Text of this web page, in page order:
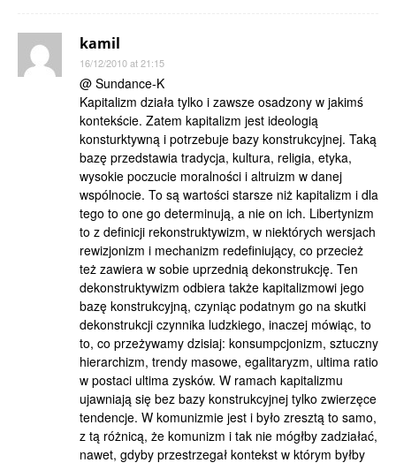
kamil
16/12/2010 at 21:15
@ Sundance-K
Kapitalizm działa tylko i zawsze osadzony w jakimś
kontekście. Zatem kapitalizm jest ideologią
konsturktywną i potrzebuje bazy konstrukcyjnej. Taką
bazę przedstawia tradycja, kultura, religia, etyka,
wysokie poczucie moralności i altruizm w danej
wspólnocie. To są wartości starsze niż kapitalizm i dla
tego to one go determinują, a nie on ich. Libertynizm
to z definicji rekonstruktywizm, w niektórych wersjach
rewizjonizm i mechanizm redefiniujący, co przecież
też zawiera w sobie uprzednią dekonstrukcję. Ten
dekonstruktywizm odbiera także kapitalizmowi jego
bazę konstrukcyjną, czyniąc podatnym go na skutki
dekonstrukcji czynnika ludzkiego, inaczej mówiąc, to
to, co przeżywamy dzisiaj: konsumpcjonizm, sztuczny
hierarchizm, trendy masowe, egalitaryzm, ultima ratio
w postaci ultima zysków. W ramach kapitalizmu
ujawniają się bez bazy konstrukcyjnej tylko zwierzęce
tendencje. W komunizmie jest i było zresztą to samo,
z tą różnicą, że komunizm i tak nie mógłby zadziałać,
nawet, gdyby przestrzegał kontekst w którym byłby